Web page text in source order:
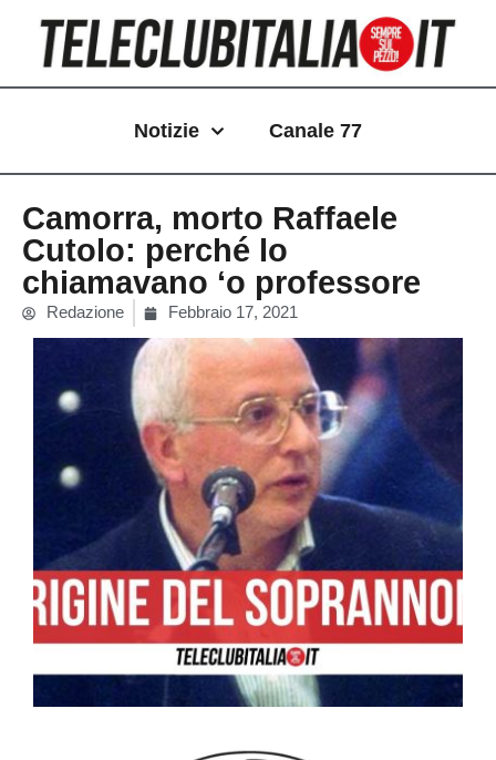
contenuto
Notizie Canale 77
Camorra, morto Raffaele
Cutolo: perché lo
chiamavano ‘o professore
Redazione Febbraio 17, 2021